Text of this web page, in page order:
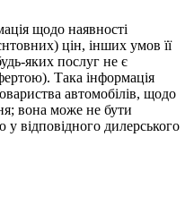
щодо наявності
цін, інших умов її
яких послуг не є
Така інформація
автомобілів, щодо
вона може не бути
у відповідного дилерського